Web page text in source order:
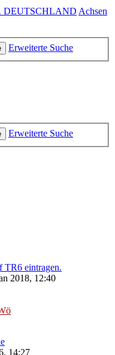
DEUTSCHLAND Achsen
Erweiterte Suche
Erweiterte Suche
TR6 eintragen.
2018, 12:40
14:27